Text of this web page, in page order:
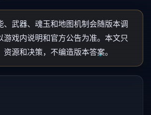
、武器、魂玉和地图机制会随版本调
游戏内说明和官方公告为准。本文只
源和决策，不编造版本答案。